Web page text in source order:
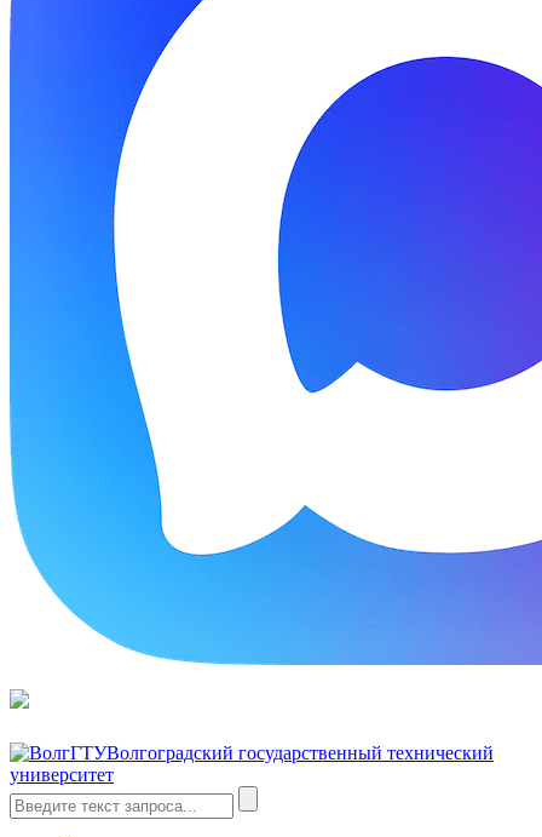
Волгоградский государственный технический
университет